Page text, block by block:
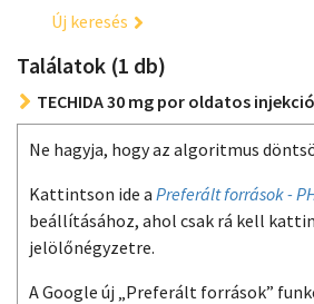
Új keresés
Találatok (1 db)
TECHIDA 30 mg por oldatos
Ne hagyja, hogy az algoritmus
Kattintson ide a Preferált források -
beállításához, ahol csak rá kell
jelölőnégyzetre.
A Google új „Preferált források”